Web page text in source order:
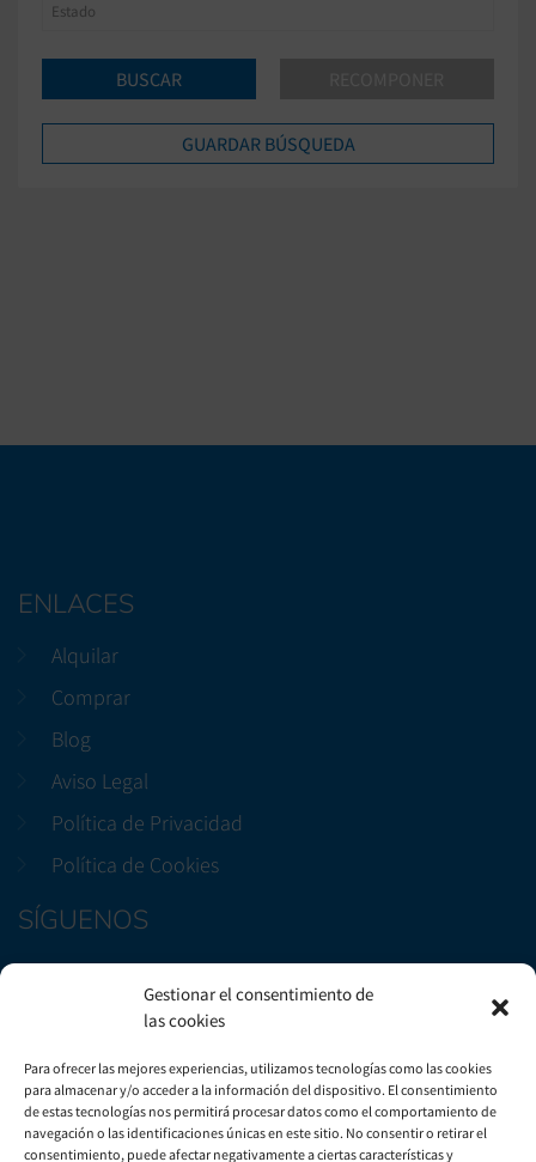
Gestionar el consentimiento de
las cookies
Para ofrecer las mejores experiencias, utilizamos tecnologías como las cookies
para almacenar y/o acceder a la información del dispositivo. El consentimiento
de estas tecnologías nos permitirá procesar datos como el comportamiento de
navegación o las identificaciones únicas en este sitio. No consentir o retirar el
consentimiento, puede afectar negativamente a ciertas características y
ENLACES
Alquilar
Comprar
Blog
Aviso Legal
Política de Privacidad
Política de Cookies
SÍGUENOS
Facebook
Instagram
CONTÁCTENOS
Avenida Marítima, 29, Bloque B3, Local 2. Candelaria